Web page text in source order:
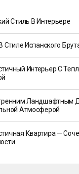
Стиль В Интерьере
Стиле Испанского
Интерьер С
Ландшафтным
Атмосферой
Квартира —